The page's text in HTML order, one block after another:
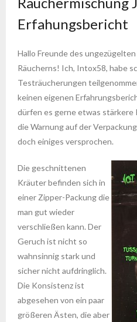
Erfahungsbericht
Hallo Freunde des
Räucherns! Ich, Intox58, habe
Testräucherungen
keinen eigenen
dürfen es gerne etwas stärkere
die Warnung auf der
doch einiges versprochen.
Die geschnittenen
Kräuter befinden sich in
einer Zipper-Packung die
man gut wieder
verschließen kann. Der
Geruch ist nicht so
wahnsinnig stark und
sicher nicht aufdringlich.
Die Konsistenz ist
abgesehen von ein paar
größeren Ästen, die aber